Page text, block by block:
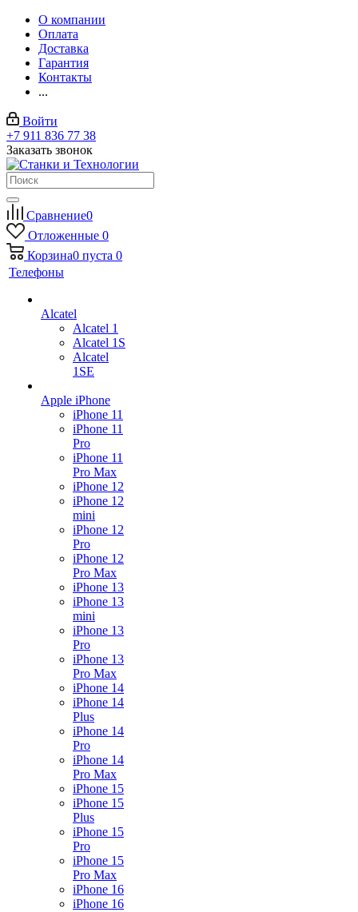
О компании
Оплата
Доставка
Гарантия
Контакты
...
Войти
+7 911 836 77 38
Заказать звонок
Сравнение0
Отложенные 0
Корзина0 пуста 0
Телефоны
Alcatel
Alcatel 1
Alcatel 1S
Alcatel
1SE
Apple iPhone
iPhone 11
iPhone 11
Pro
iPhone 11
Pro Max
iPhone 12
iPhone 12
mini
iPhone 12
Pro
iPhone 12
Pro Max
iPhone 13
iPhone 13
mini
iPhone 13
Pro
iPhone 13
Pro Max
iPhone 14
iPhone 14
Plus
iPhone 14
Pro
iPhone 14
Pro Max
iPhone 15
iPhone 15
Plus
iPhone 15
Pro
iPhone 15
Pro Max
iPhone 16
iPhone 16